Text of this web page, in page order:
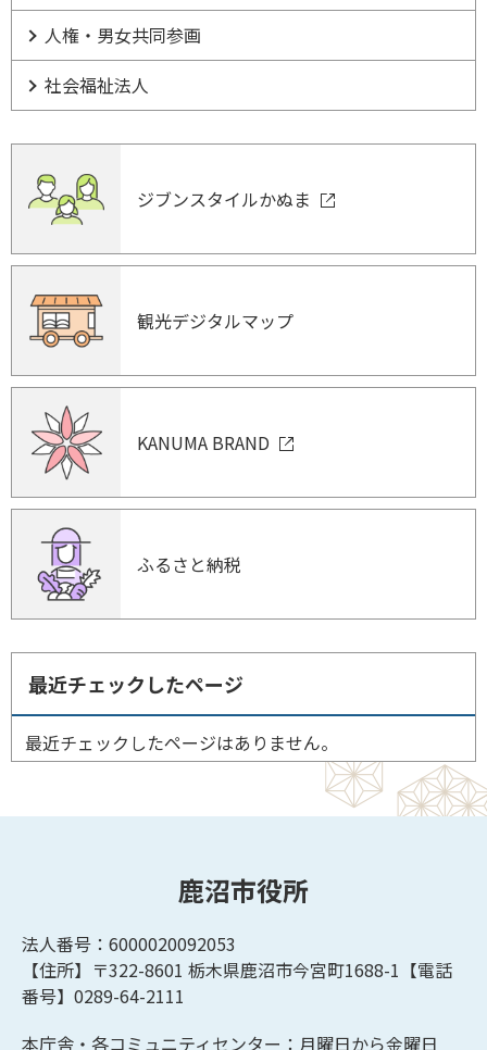
人権・男女共同参画
社会福祉法人
ジブンスタイルかぬま
観光デジタルマップ
KANUMA BRAND
ふるさと納税
最近チェックしたページ
最近チェックしたページはありません。
鹿沼市役所
法人番号：6000020092053
【住所】〒322-8601 栃木県鹿沼市今宮町1688-1【電話
番号】0289-64-2111
本庁舎・各コミュニティセンター：月曜日から金曜日